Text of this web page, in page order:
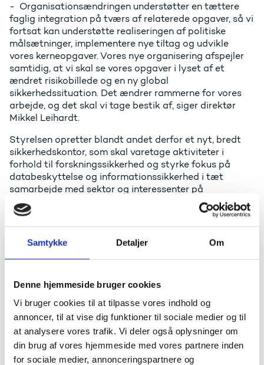
Samtykke Detaljer Om
Denne hjemmeside bruger cookies
Vi bruger cookies til at tilpasse vores indhold og
annoncer, til at vise dig funktioner til sociale medier og til
at analysere vores trafik. Vi deler også oplysninger om
din brug af vores hjemmeside med vores partnere inden
for sociale medier, annonceringspartnere og
- Organisationsændringen understøtter en tættere
faglig integration på tværs af relaterede opgaver, så vi
fortsat kan understøtte realiseringen af politiske
målsætninger, implementere nye tiltag og udvikle
vores kerneopgaver. Vores nye organisering afspejler
samtidig, at vi skal se vores opgaver i lyset af et
ændret risikobillede og en ny global
sikkerhedssituation. Det ændrer rammerne for vores
arbejde, og det skal vi tage bestik af, siger direktør
Mikkel Leihardt.
Styrelsen opretter blandt andet derfor et nyt, bredt
sikkerhedskontor, som skal varetage aktiviteter i
forhold til forskningssikkerhed og styrke fokus på
databeskyttelse og informationssikkerhed i tæt
samarbejde med sektor og interessenter på
uddannelses- og forskningsområdet.
understøtte et tættere samspil mellem nationale og
internationale forskningsprioriteter. Samtidig samles
infrastrukturområdet i center for videnbaseret
innovation og infrastruktur.
Uddannelsesområdet i styrelsen integreres yderligere i
center for videregående uddannelser, hvilket blandt
andet skal bidrage til en sammenhængende
understøttelse og implementering af reformerne af de